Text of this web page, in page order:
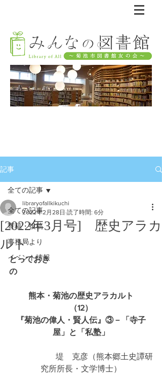
記事
全ての記事
寄稿・投稿
事務局より
イベント情報
全ての記事
[2022年3月号] 歴史アラカ
ルト
libraryofallkikuchi
2022年2月28日 読了時間: 6分
とっておき
の
熊本・菊池の歴史アラカルト
（12）
『菊池の偉人・賢人伝』③－「寺子
屋」と「私塾」
究所所長・文学博士）